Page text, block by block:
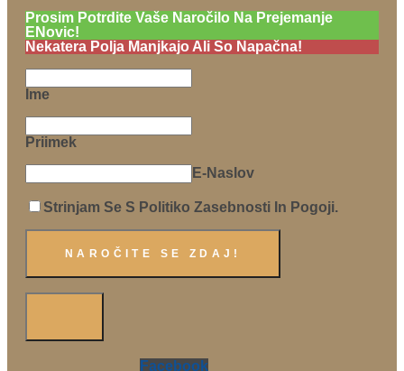
Prosim Potrdite Vaše Naročilo Na Prejemanje
ENovic!
Nekatera Polja Manjkajo Ali So Napačna!
Ime
Priimek
E-Naslov
Strinjam Se S Politiko Zasebnosti In Pogoji.
Facebook